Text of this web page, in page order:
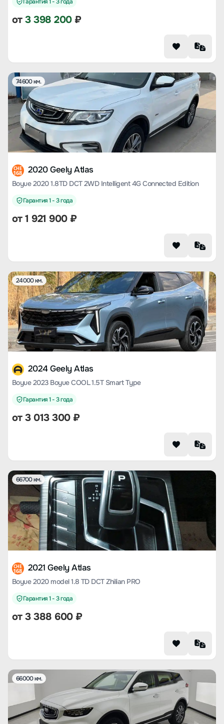
от3 398 200₽
74600 км.
CHE
168 2020 Geely Atlas
Boyue 2020 1.8TD DCT 2WD Intelligent 4G Connected Edition
Гарантия 1 - 3 года
от1 921 900₽
24000 км.
2024 Geely Atlas
Boyue 2023 Boyue COOL 1.5T Smart Type
Гарантия 1 - 3 года
от3 013 300₽
66700 км.
CHE
168 2021 Geely Atlas
Boyue 2020 model 1.8 TD DCT Zhilian PRO
Гарантия 1 - 3 года
от3 388 600₽
66000 км.